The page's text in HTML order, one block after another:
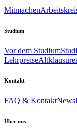
Mitmachen
Studium
Vor dem Studium
Lehrpreise
Kontakt
FAQ & Kontakt
Über uns